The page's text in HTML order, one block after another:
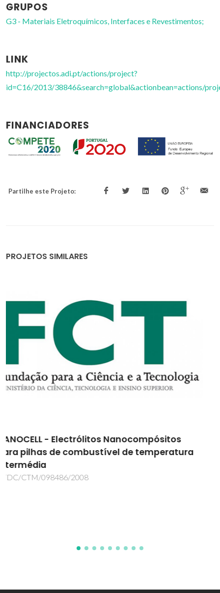
GRUPOS
G3 - Materiais Eletroquímicos, Interfaces e Revestimentos;
LINK
http://projectos.adi.pt/actions/project?
id=C16/2013/38846&search=global&actionbean=actions/
FINANCIADORES
Partilhe este Projeto:
PROJETOS SIMILARES
BUCCAL-PEP